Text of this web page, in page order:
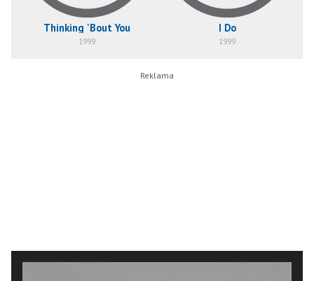
Thinking 'Bout You
1999
I Do
1999